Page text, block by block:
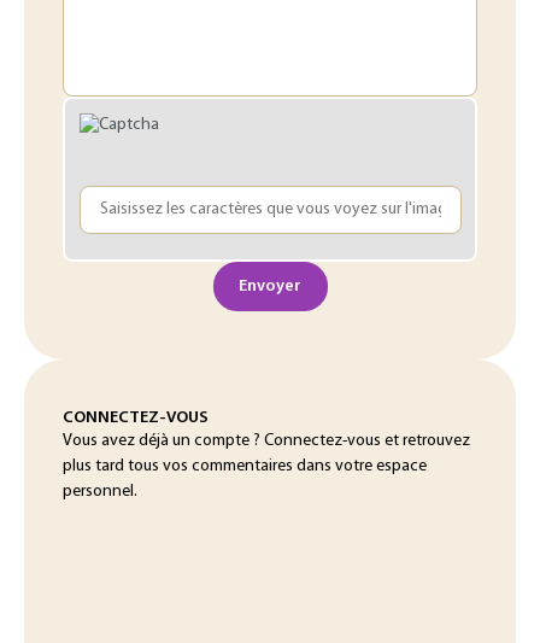
Envoyer
CONNECTEZ-VOUS
Vous avez déjà un compte ? Connectez-vous et retrouvez
plus tard tous vos commentaires dans votre espace
personnel.